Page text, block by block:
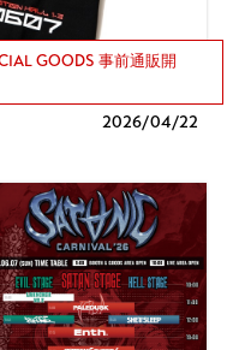
GOODS 事前通販開
2026/04/22